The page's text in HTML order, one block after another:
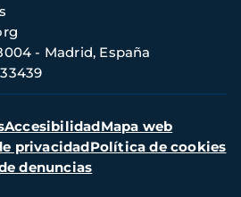
- Madrid, España
AccesibilidadMapa web
privacidadPolítica de cookies
denuncias